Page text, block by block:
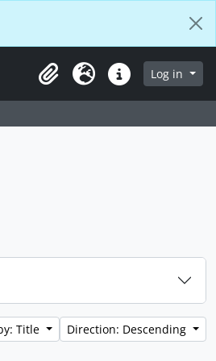
browse page
ClipboardLanguageQuick linksLog in
Title Direction: Descending